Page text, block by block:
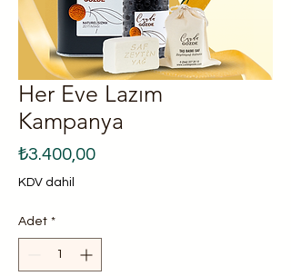
Her Eve Lazım
Kampanya
₺3.400,00Fiyat
KDV dahil
Adet *